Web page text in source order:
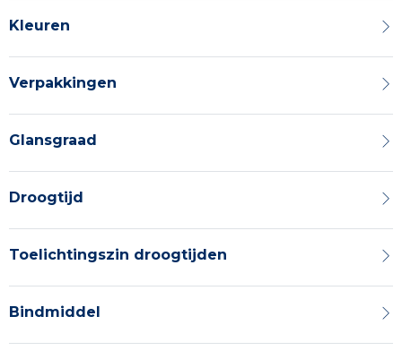
Kleuren
Verpakkingen
Glansgraad
Droogtijd
Toelichtingszin droogtijden
Bindmiddel